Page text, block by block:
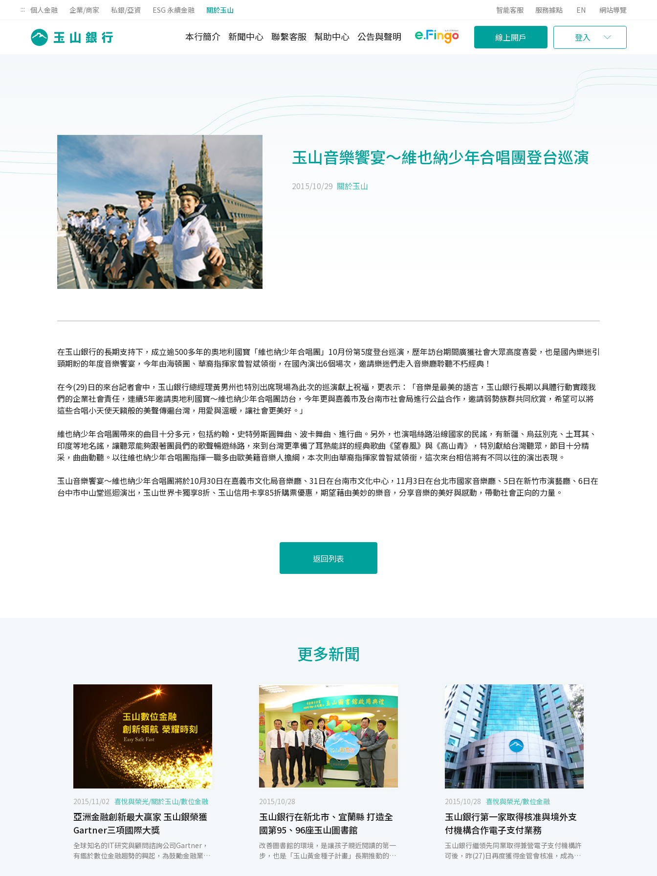
::: 個人金融 企業/商家 私銀/亞資 ESG 永續金融 關於玉山 智能客服 服務據點 EN 網站導覽
本行簡介 新聞中心 聯繫客服 幫助中心 公告與聲明 線上開戶 登入
玉山音樂饗宴～維也納少年合唱團登台巡演
2015/10/29 關於玉山
在玉山銀行的長期支持下，成立逾500多年的奧地利國寶「維也納少年合唱團」10月份第5度登台巡演，歷年訪台期間廣獲社會大眾高度喜愛，也是國內樂迷引
頸期盼的年度音樂饗宴，今年由海頓團、華裔指揮家曾智斌領銜，在國內演出6個場次，邀請樂迷們走入音樂廳聆聽不朽經典！
在今(29)日的來台記者會中，玉山銀行總經理黃男州也特別出席現場為此次的巡演獻上祝福，更表示：「音樂是最美的語言，玉山銀行長期以具體行動實踐我
們的企業社會責任，連續5年邀請奧地利國寶～維也納少年合唱團訪台，今年更與嘉義市及台南市社會局進行公益合作，邀請弱勢族群共同欣賞，希望可以將
這些合唱小天使天籟般的美聲傳遍台灣，用愛與溫暖，讓社會更美好。」
維也納少年合唱團帶來的曲目十分多元，包括約翰‧史特勞斯圓舞曲、波卡舞曲、進行曲。另外，也演唱絲路沿線國家的民謠，有新疆、烏茲別克、土耳其、
印度等地名謠，讓聽眾能夠跟著團員們的歌聲暢遊絲路，來到台灣更準備了耳熟能詳的經典歌曲《望春風》與《高山青》，特別獻給台灣聽眾，節目十分精
采，曲曲動聽。以往維也納少年合唱團指揮一職多由歐美籍音樂人擔綱，本次則由華裔指揮家曾智斌領銜，這次來台相信將有不同以往的演出表現。
玉山音樂饗宴～維也納少年合唱團將於10月30日在嘉義市文化局音樂廳、31日在台南市文化中心，11月3日在台北市國家音樂廳、5日在新竹市演藝廳、6日在
台中市中山堂巡迴演出，玉山世界卡獨享8折、玉山信用卡享85折購票優惠，期望藉由美妙的樂音，分享音樂的美好與感動，帶動社會正向的力量。
返回列表
更多新聞
2015/11/02 喜悅與榮光/關於玉山/數位金融
亞洲金融創新最大贏家 玉山銀榮獲
Gartner三項國際大獎
全球知名的IT研究與顧問諮詢公司Gartner，
有鑑於數位金融趨勢的興起，為鼓勵金融業投
2015/10/28
玉山銀行在新北市、宜蘭縣 打造全
國第95、96座玉山圖書館
改善圖書館的環境，是讓孩子親近閱讀的第一
步，也是「玉山黃金種子計畫」長期推動的目
2015/10/28 喜悅與榮光/數位金融
玉山銀行第一家取得核准與境外支
付機構合作電子支付業務
玉山銀行繼領先同業取得兼營電子支付機構許
可後，昨(27)日再度獲得金管會核准，成為第